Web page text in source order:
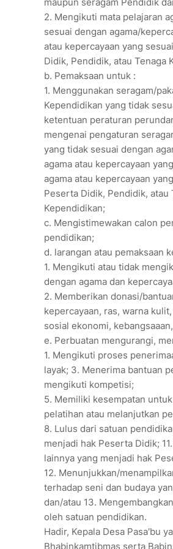
2. Mengikuti mata pelajaran
sesuai dengan agama/
atau kepercayaan yang
Didik, Pendidik, atau Tenaga
b. Pemaksaan untuk :
1. Menggunakan seragam/
Kependidikan yang tidak
ketentuan peraturan
mengenai pengaturan
yang tidak sesuai dengan
agama atau kepercayaan
agama atau kepercayaan
Peserta Didik, Pendidik, atau
Kependidikan;
c. Mengistimewakan calon
pendidikan;
d. larangan atau pemaksaan
1. Mengikuti atau tidak
dengan agama dan
2. Memberikan donasi/
kepercayaan, ras, warna
sosial ekonomi,
e. Perbuatan mengurangi,
1. Mengikuti proses
layak; 3. Menerima bantuan
mengikuti kompetisi;
5. Memiliki kesempatan
pelatihan atau melanjutkan
8. Lulus dari satuan
menjadi hak Peserta Didik;
lainnya yang menjadi hak
12. Menunjukkan/
terhadap seni dan budaya
dan/atau 13.
oleh satuan pendidikan.
Hadir, Kepala Desa Pasa'bu
Bhabinkamtibmas serta